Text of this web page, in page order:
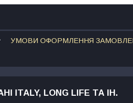
УМОВИ ОФОРМЛЕННЯ
ITALY, LONG LIFE ТА ІН.